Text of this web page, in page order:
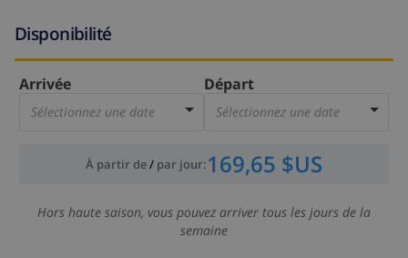
Disponibilité
Arrivée
Sélectionnez une date
Départ
Sélectionnez une date
À partir de/ par jour:169,65 $US
Hors haute saison, vous pouvez arriver tous les jours de la
semaine